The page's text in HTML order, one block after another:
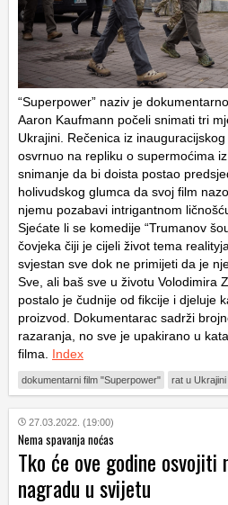
“Superpower” naziv je
Aaron Kaufmann počeli snimati tri
Ukrajini. Rečenica iz
osvrnuo na repliku o supermoćima
snimanje da bi doista postao
holivudskog glumca da svoj film
njemu pozabavi intrigantnom
Sjećate li se komedije “Trumanov
čovjeka čiji je cijeli život tema
svjestan sve dok ne primijeti da je
Sve, ali baš sve u životu Volodimira
postalo je čudnije od fikcije i djeluje
proizvod. Dokumentarac sadrži
razaranja, no sve je upakirano u
filma. Index
dokumentarni film "Superpower" rat u Ukrajini
27.03.2022. (19:00)
Nema spavanja noćas
Tko će ove godine
nagradu u svijetu